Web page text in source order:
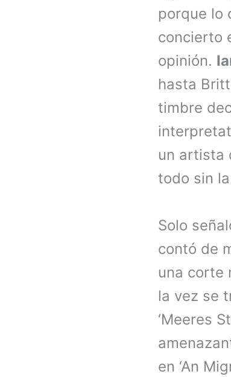
porque lo
concierto
opinión.
hasta
timbre
un artista
todo sin
Solo
contó de
una corte
la vez se
‘Meeres
en ‘An